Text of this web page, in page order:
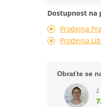
Dostupnost na
Prodejna
Prodejna
Obraťte se